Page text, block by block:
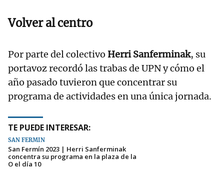
Volver al centro
Por parte del colectivo Herri Sanferminak, su
portavoz recordó las trabas de UPN y cómo el
año pasado tuvieron que concentrar su
programa de actividades en una única jornada.
TE PUEDE INTERESAR:
SAN FERMÍN
San Fermín 2023 | Herri Sanferminak
concentra su programa en la plaza de la
O el día 10